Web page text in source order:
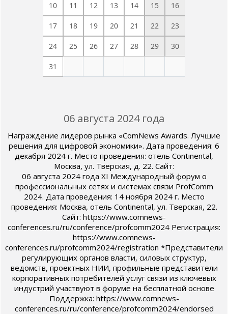
10 11 12 13 14 15 16
17 18 19 20 21 22 23
24 25 26 27 28 29 30
31
06 августа 2024 года
Награждение лидеров рынка «ComNews Awards. Лучшие
решения для цифровой экономики». Дата проведения: 6
декабря 2024 г. Место проведения: отель Continental,
Москва, ул. Тверская, д. 22. Сайт:
06 августа 2024 года XI Международный форум о
профессиональных сетях и системах связи ProfComm
2024. Дата проведения: 14 ноября 2024 г. Место
проведения: Москва, отель Continental, ул. Тверская, 22.
Сайт: https://www.comnews-
conferences.ru/ru/conference/profcomm2024 Регистрация:
https://www.comnews-
conferences.ru/profcomm2024/registration *Представители
регулирующих органов власти, силовых структур,
ведомств, проектных НИИ, профильные представители
корпоративных потребителей услуг связи из ключевых
индустрий участвуют в форуме на бесплатной основе
Поддержка: https://www.comnews-
conferences.ru/ru/conference/profcomm2024/endorsed